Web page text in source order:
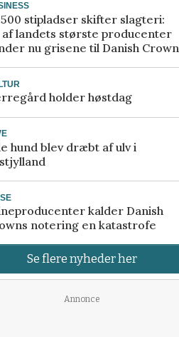
stipladser skifter slagteri:
af landets største producenter
nu grisene til Danish Crown
holder høstdag
hund blev dræbt af ulv i
kalder Danish
notering en katastrofe
Se flere nyheder her
Annonce